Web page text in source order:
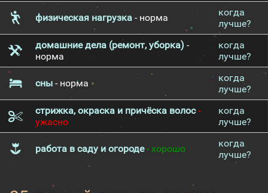
физическая нагрузка - норма
когда
лучше?
домашние дела (ремонт, уборка) -
норма
когда
лучше?
сны - норма
когда
лучше?
стрижка, окраска и причёска волос-
ужасно
когда
лучше?
работа в саду и огороде- хорошо
когда
лучше?